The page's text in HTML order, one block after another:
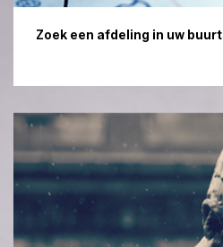
Zoek een afdeling in uw buurt